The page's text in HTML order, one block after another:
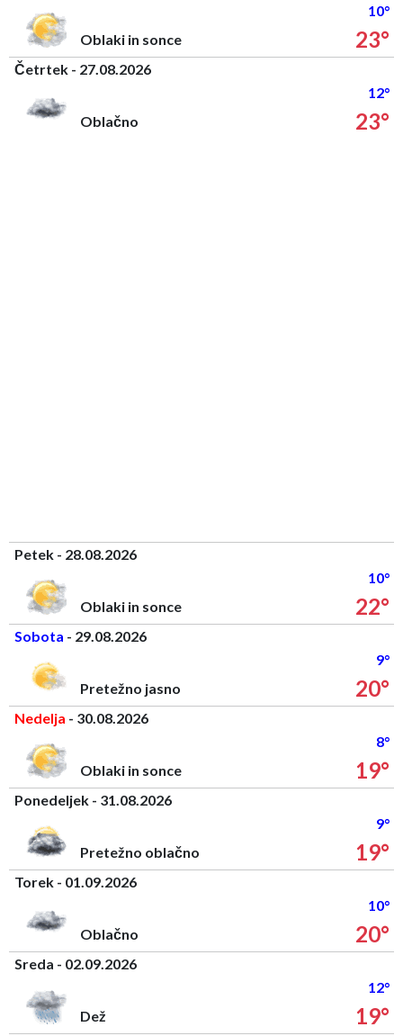
10°
Oblaki in sonce
23°
Četrtek - 27.08.2026
12°
Oblačno
23°
Petek - 28.08.2026
10°
Oblaki in sonce
22°
Sobota - 29.08.2026
9°
Pretežno jasno
20°
Nedelja - 30.08.2026
8°
Oblaki in sonce
19°
Ponedeljek - 31.08.2026
9°
Pretežno oblačno
19°
Torek - 01.09.2026
10°
Oblačno
20°
Sreda - 02.09.2026
12°
Dež
19°